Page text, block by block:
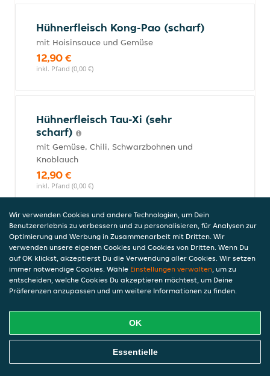
Hühnerfleisch Kong-Pao (scharf)
mit Hoisinsauce und Gemüse
12,90 €
inkl. Pfand (0,00 €)
Hühnerfleisch Tau-Xi (sehr
scharf)
mit Gemüse, Chili, Schwarzbohnen und
Knoblauch
12,90 €
inkl. Pfand (0,00 €)
Hühnerfleisch mit gelbem Curry
(scharf)
mit Kokosmilch, Sahne und Gemüse
12,90 €
inkl. Pfand (0,00 €)
Rindfleischgerichte
Alle Gerichte werden mit gebratenem Rindfleisch und einer
Beilage nach Wahl serviert.
Online Essen Bestellen
Wir verwenden Cookies und andere Technologien, um Dein
Benutzererlebnis zu verbessern und zu personalisieren, für Analysen zur
Optimierung und Werbung in Zusammenarbeit mit Dritten. Wir
verwenden unsere eigenen Cookies und Cookies von Dritten. Wenn Du
auf OK klickst, akzeptierst Du die Verwendung aller Cookies. Wir setzen
immer notwendige Cookies. Wähle Einstellungen verwalten, um zu
entscheiden, welche Cookies Du akzeptieren möchtest, um Deine
Präferenzen anzupassen und um weitere Informationen zu finden.
OK
Essentielle